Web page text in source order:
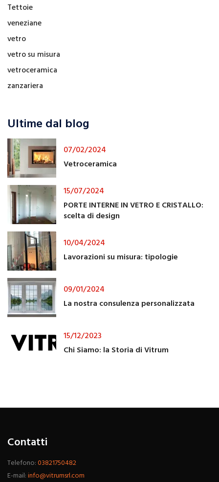
Tettoie
veneziane
vetro
vetro su misura
vetroceramica
zanzariera
Ultime dal blog
07/02/2024
Vetroceramica
15/07/2024
PORTE INTERNE IN VETRO E CRISTALLO:
scelta di design
10/04/2024
Lavorazioni su misura: tipologie
09/01/2024
La nostra consulenza personalizzata
15/12/2023
Chi Siamo: la Storia di Vitrum
Contatti
Telefono:03821750482
E-mail:info@vitrumsrl.com